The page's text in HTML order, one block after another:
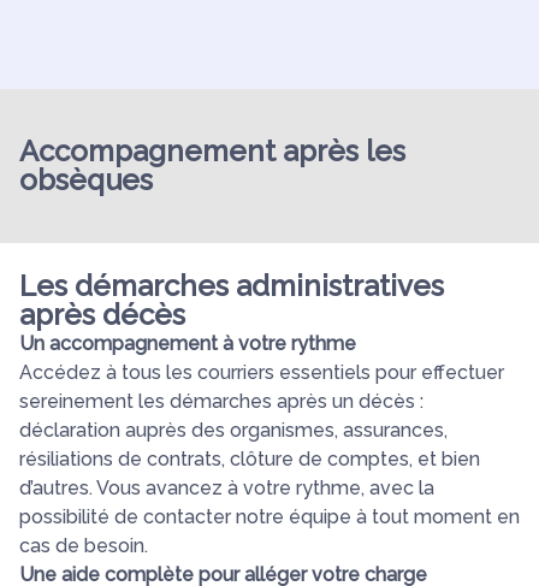
Accompagnement après les
obsèques
Les démarches administratives
après décès
Un accompagnement à votre rythme
Accédez à tous les courriers essentiels pour effectuer
sereinement les démarches après un décès :
déclaration auprès des organismes, assurances,
résiliations de contrats, clôture de comptes, et bien
d’autres. Vous avancez à votre rythme, avec la
possibilité de contacter notre équipe à tout moment en
cas de besoin.
Une aide complète pour alléger votre charge